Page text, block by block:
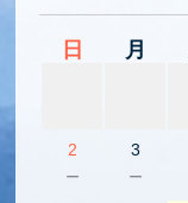
日
月
2
－
3
－